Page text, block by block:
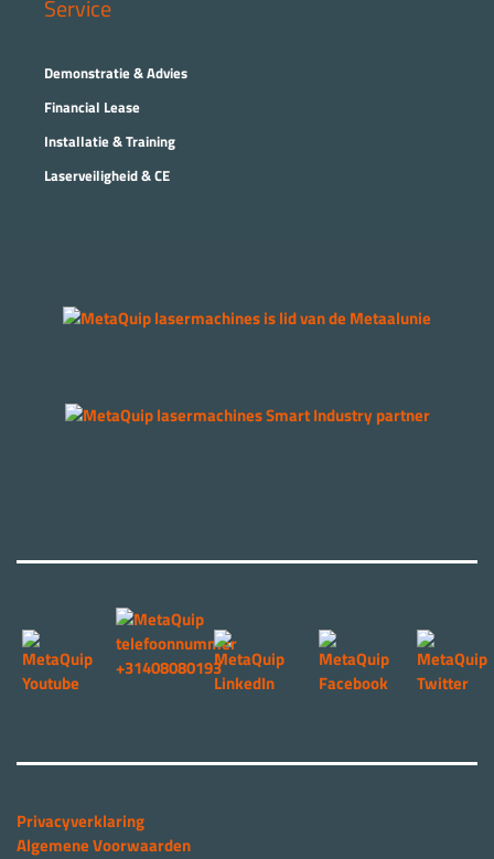
Service
Demonstratie & Advies
Financial Lease
Installatie & Training
Laserveiligheid & CE
Privacyverklaring
Algemene Voorwaarden